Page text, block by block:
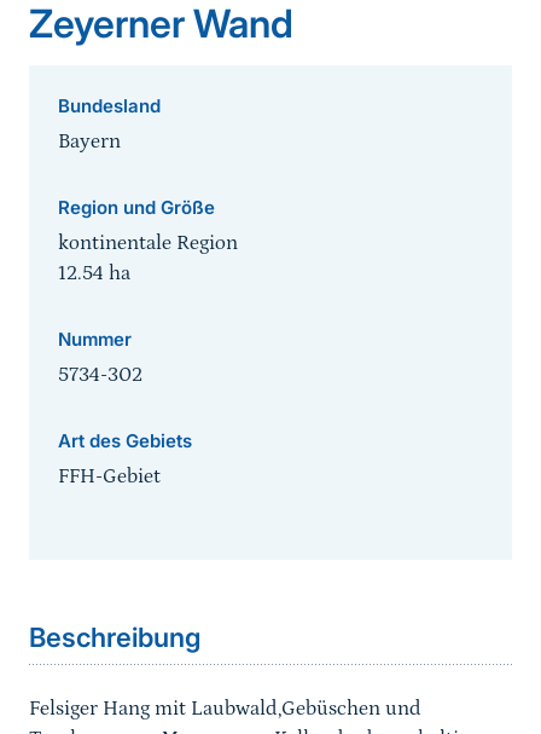
Zeyerner Wand
Bundesland
Bayern
Region und Größe
kontinentale Region
12.54 ha
Nummer
5734-302
Art des Gebiets
FFH-Gebiet
Beschreibung
Felsiger Hang mit Laubwald,Gebüschen und